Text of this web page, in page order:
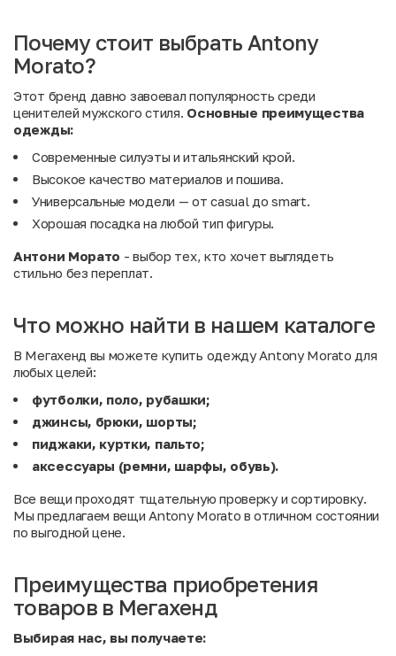
Почему стоит выбрать Antony
Morato?
Этот бренд давно завоевал популярность среди
ценителей мужского стиля. Основные преимущества
одежды:
Современные силуэты и итальянский крой.
Высокое качество материалов и пошива.
Универсальные модели — от casual до smart.
Хорошая посадка на любой тип фигуры.
Антони Морато - выбор тех, кто хочет выглядеть
стильно без переплат.
Что можно найти в нашем каталоге
В Мегахенд вы можете купить одежду Antony Morato для
любых целей:
футболки, поло, рубашки;
джинсы, брюки, шорты;
пиджаки, куртки, пальто;
аксессуары (ремни, шарфы, обувь).
Все вещи проходят тщательную проверку и сортировку.
Мы предлагаем вещи Antony Morato в отличном состоянии
по выгодной цене.
Преимущества приобретения
товаров в Мегахенд
Выбирая нас, вы получаете: